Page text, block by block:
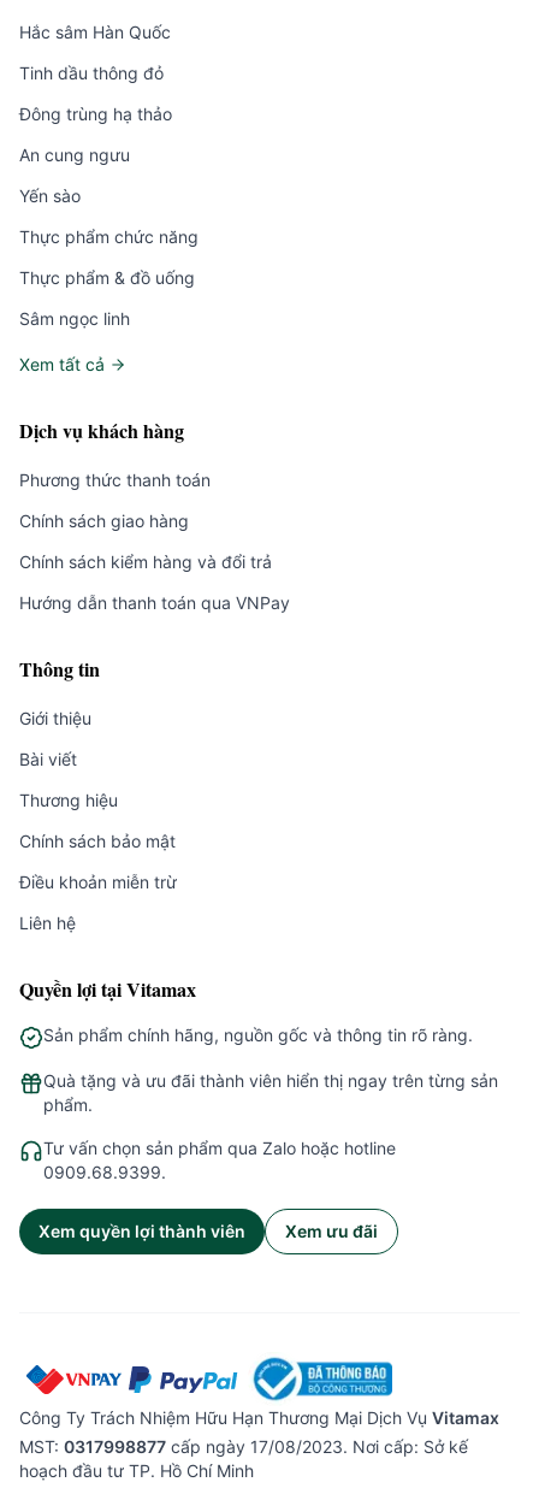
Hắc sâm Hàn Quốc
Tinh dầu thông đỏ
Đông trùng hạ thảo
An cung ngưu
Yến sào
Thực phẩm chức năng
Thực phẩm & đồ uống
Sâm ngọc linh
Xem tất cả
Dịch vụ khách hàng
Phương thức thanh toán
Chính sách giao hàng
Chính sách kiểm hàng và đổi trả
Hướng dẫn thanh toán qua VNPay
Thông tin
Giới thiệu
Bài viết
Thương hiệu
Chính sách bảo mật
Điều khoản miễn trừ
Liên hệ
Quyền lợi tại Vitamax
Sản phẩm chính hãng, nguồn gốc và thông tin rõ ràng.
Quà tặng và ưu đãi thành viên hiển thị ngay trên từng sản
phẩm.
Tư vấn chọn sản phẩm qua Zalo hoặc hotline
0909.68.9399.
Xem quyền lợi thành viên Xem ưu đãi
Công Ty Trách Nhiệm Hữu Hạn Thương Mại Dịch Vụ Vitamax
MST: 0317998877 cấp ngày 17/08/2023. Nơi cấp: Sở kế
hoạch đầu tư TP. Hồ Chí Minh